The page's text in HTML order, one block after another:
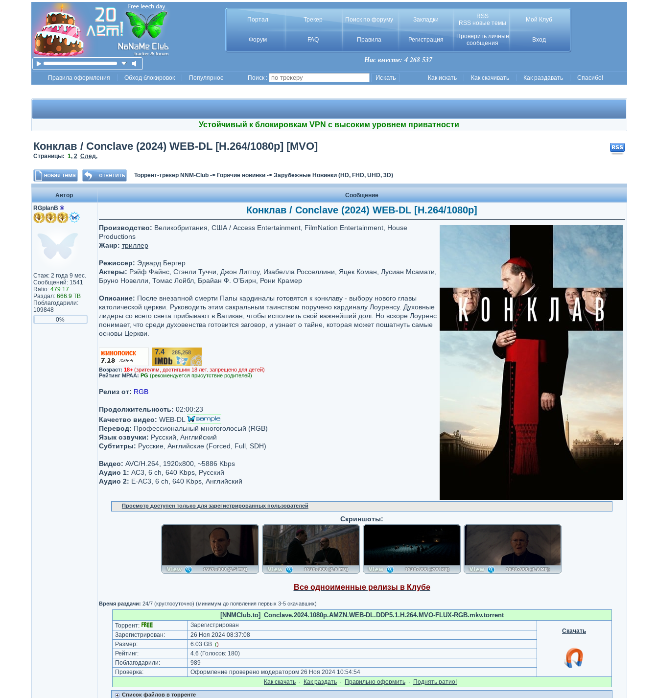
Портал Трекер Поиск по форуму Закладки
RSS
RSS новые темы
Мой Клуб
Форум FAQ Правила Регистрация
Проверить личные
сообщения
Вход
Нас вместе: 4 268 537
Правила оформления Обход блокировок Популярное Поиск : Как искать Как скачивать Как раздавать Спасибо!
Устойчивый к блокировкам VPN с высоким уровнем приватности
Конклав / Conclave (2024) WEB-DL [H.264/1080p] [MVO]
Страницы: 1, 2 След.
Торрент-трекер NNM-Club-> Горячие новинки-> Зарубежные Новинки (HD, FHD, UHD, 3D)
Автор
Сообщение
RGplanB ®
Стаж: 2 года 9 мес.
Сообщений: 1541
Ratio: 479.17
Раздал: 666.9 TB
Поблагодарили:
109848
0%
Конклав / Conclave (2024) WEB-DL [H.264/1080p]
Производство: Великобритания, США / Access Entertainment, FilmNation Entertainment, House
Productions
Жанр: триллер
Режиссер: Эдвард Бергер
Актеры: Рэйф Файнс, Стэнли Туччи, Джон Литгоу, Изабелла Росселлини, Яцек Коман, Лусиан Мсамати,
Бруно Новелли, Томас Лойбл, Брайан Ф. О'Бирн, Рони Крамер
Описание: После внезапной смерти Папы кардиналы готовятся к конклаву - выбору нового главы
католической церкви. Руководить этим сакральным таинством поручено кардиналу Лоуренсу. Духовные
лидеры со всего света прибывают в Ватикан, чтобы исполнить свой важнейший долг. Но вскоре Лоуренс
понимает, что среди духовенства готовится заговор, и узнает о тайне, которая может пошатнуть самые
основы Церкви.
7.4/10 285,258
Возраст: 18+ (зрителям, достигшим 18 лет. запрещено для детей)
Рейтинг MPAA: PG (рекомендуется присутствие родителей)
Релиз от: RGB
Продолжительность: 02:00:23
Качество видео: WEB-DL
Перевод: Профессиональный многоголосый (RGB)
Язык озвучки: Русский, Английский
Субтитры: Русские, Английские (Forced, Full, SDH)
Видео: AVC/H.264, 1920x800, ~5886 Kbps
Аудио 1: AC3, 6 ch, 640 Kbps, Русский
Аудио 2: E-AC3, 6 ch, 640 Kbps, Английский
Просмотр доступен только для зарегистрированных пользователей
Скриншоты:
Все одноименные релизы в Клубе
Время раздачи: 24/7 (круглосуточно) (минимум до появления первых 3-5 скачавших)
[NNMClub.to]_Conclave.2024.1080p.AMZN.WEB-DL.DDP5.1.H.264.MVO-FLUX-RGB.mkv.torrent
Торрент:
Зарегистрирован
Скачать
Зарегистрирован:
26 Ноя 2024 08:37:08
Размер:
6.03 GB ()
Рейтинг: 4.6 (Голосов: 180)
Поблагодарили:
989
Проверка:
Оформление проверено модератором 26 Ноя 2024 10:54:54
Как cкачать · Как раздать · Правильно оформить · Поднять ратио!
Список файлов в торренте